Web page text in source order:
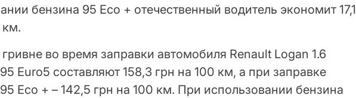
бензина 95 Eco + отечественный водитель экономит 17,1
км.
во время заправки автомобиля Renault Logan 1.6
Euro5 составляют 158,3 грн на 100 км, а при заправке
Eco + – 142,5 грн на 100 км. При использовании бензина